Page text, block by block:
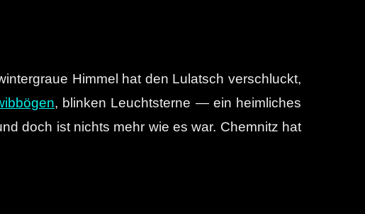
Himmel hat den Lulatsch verschluckt,
, blinken Leuchtsterne — ein heimliches
doch ist nichts mehr wie es war. Chemnitz hat